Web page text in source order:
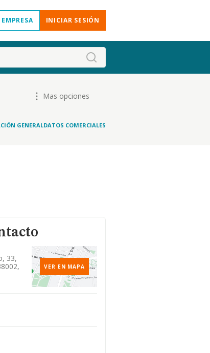
INICIAR SESIÓN
Mas opciones
GENERALDATOS COMERCIALES
33,
VER EN MAPA